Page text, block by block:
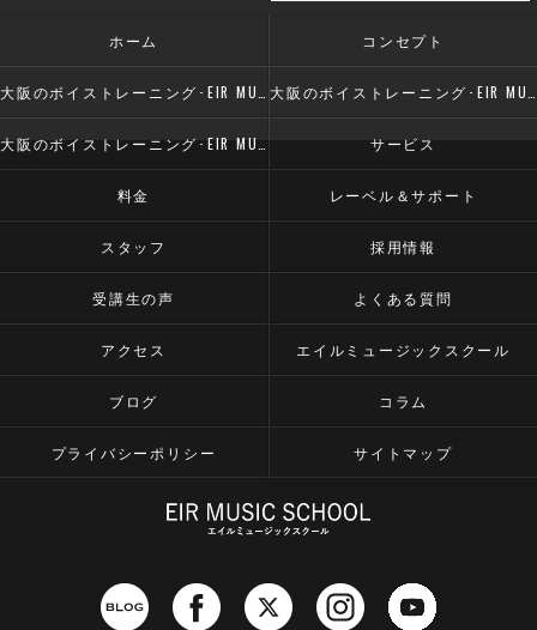
ホーム コンセプト
サービス
料金 レーベル＆サポート
スタッフ 採用情報
受講生の声 よくある質問
アクセス エイルミュージックスクール
ブログ コラム
プライバシーポリシー サイトマップ